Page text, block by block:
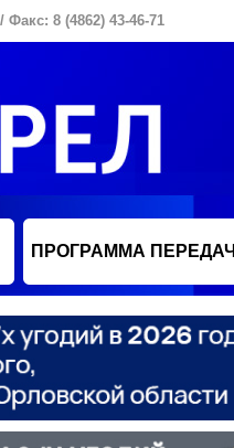
8 (4862) 43-46-71
ПРОГРАММА ПЕРЕДАЧ